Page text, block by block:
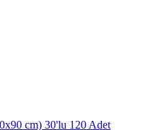
cm) 30'lu 120 Adet